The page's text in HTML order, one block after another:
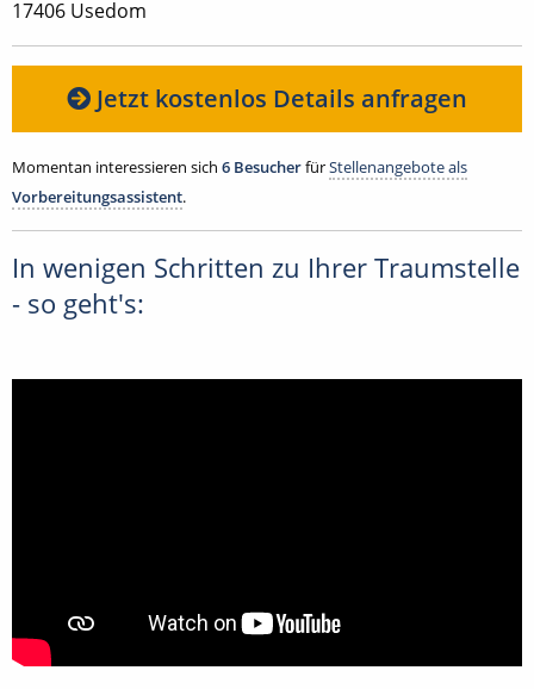
17406 Usedom
Jetzt kostenlos Details anfragen
Momentan interessieren sich 6 BesucherfürStellenangebote als
Vorbereitungsassistent.
In wenigen Schritten zu Ihrer Traumstelle
- so geht's: